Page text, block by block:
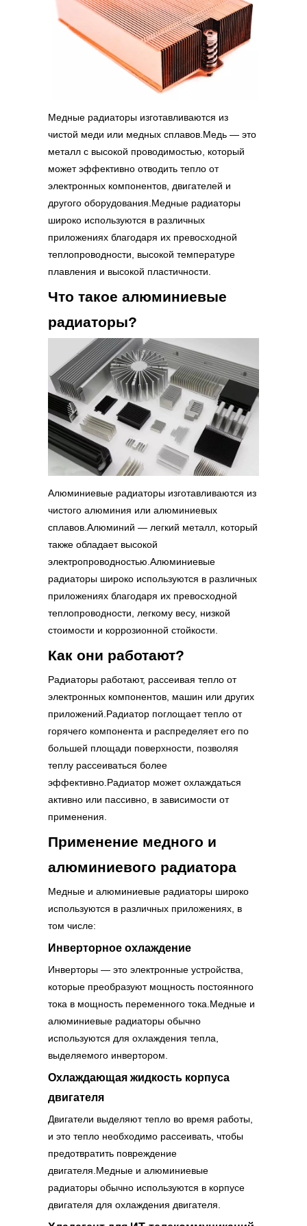
Медные радиаторы изготавливаются из
чистой меди или медных сплавов.Медь — это
металл с высокой проводимостью, который
может эффективно отводить тепло от
электронных компонентов, двигателей и
другого оборудования.Медные радиаторы
широко используются в различных
приложениях благодаря их превосходной
теплопроводности, высокой температуре
плавления и высокой пластичности.
Что такое алюминиевые
радиаторы?
Алюминиевые радиаторы изготавливаются из
чистого алюминия или алюминиевых
сплавов.Алюминий — легкий металл, который
также обладает высокой
электропроводностью.Алюминиевые
радиаторы широко используются в различных
приложениях благодаря их превосходной
теплопроводности, легкому весу, низкой
стоимости и коррозионной стойкости.
Как они работают?
Радиаторы работают, рассеивая тепло от
электронных компонентов, машин или других
приложений.Радиатор поглощает тепло от
горячего компонента и распределяет его по
большей площади поверхности, позволяя
теплу рассеиваться более
эффективно.Радиатор может охлаждаться
активно или пассивно, в зависимости от
применения.
Применение медного и
алюминиевого радиатора
Медные и алюминиевые радиаторы широко
используются в различных приложениях, в
том числе:
Инверторное охлаждение
Инверторы — это электронные устройства,
которые преобразуют мощность постоянного
тока в мощность переменного тока.Медные и
алюминиевые радиаторы обычно
используются для охлаждения тепла,
выделяемого инвертором.
Охлаждающая жидкость корпуса
двигателя
Двигатели выделяют тепло во время работы,
и это тепло необходимо рассеивать, чтобы
предотвратить повреждение
двигателя.Медные и алюминиевые
радиаторы обычно используются в корпусе
двигателя для охлаждения двигателя.